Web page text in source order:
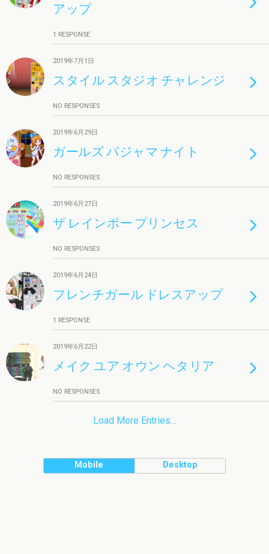
アップ
1 RESPONSE
2019年7月1日
スタイル スタジオ チャレンジ
NO RESPONSES
2019年6月29日
ガールズ パジャマ ナイト
NO RESPONSES
2019年6月27日
ザ レインボー プリンセス
NO RESPONSES
2019年6月24日
フレンチガール ドレスアップ
1 RESPONSE
2019年6月22日
メイク ユア オウン ヘタリア
NO RESPONSES
Load More Entries…
Mobile Desktop